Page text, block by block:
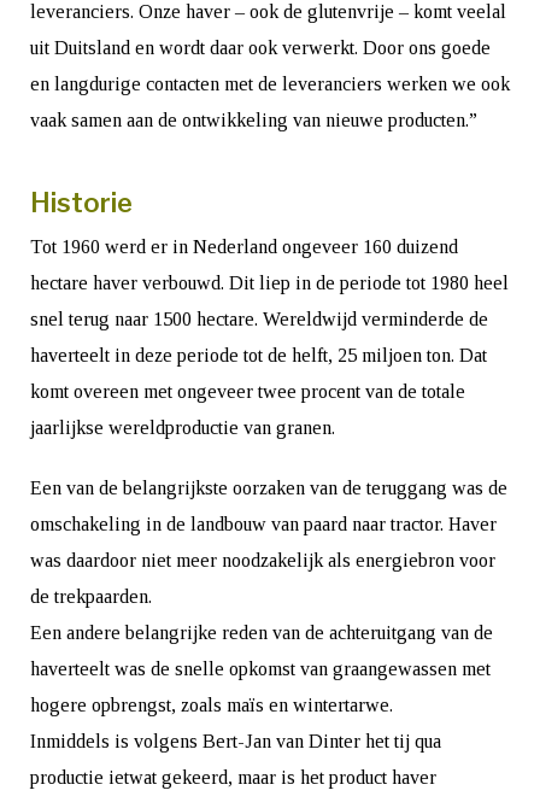
leveranciers. Onze haver – ook de glutenvrije – komt veelal
uit Duitsland en wordt daar ook verwerkt. Door ons goede
en langdurige contacten met de leveranciers werken we ook
vaak samen aan de ontwikkeling van nieuwe producten.”
Historie
Tot 1960 werd er in Nederland ongeveer 160 duizend
hectare haver verbouwd. Dit liep in de periode tot 1980 heel
snel terug naar 1500 hectare. Wereldwijd verminderde de
haverteelt in deze periode tot de helft, 25 miljoen ton. Dat
komt overeen met ongeveer twee procent van de totale
jaarlijkse wereldproductie van granen.
Een van de belangrijkste oorzaken van de teruggang was de
omschakeling in de landbouw van paard naar tractor. Haver
was daardoor niet meer noodzakelijk als energiebron voor
de trekpaarden.
Een andere belangrijke reden van de achteruitgang van de
haverteelt was de snelle opkomst van graangewassen met
hogere opbrengst, zoals maïs en wintertarwe.
Inmiddels is volgens Bert-Jan van Dinter het tij qua
productie ietwat gekeerd, maar is het product haver